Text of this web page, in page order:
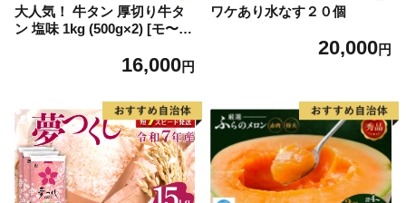
大人気！ 牛タン 厚切り牛タ
ン 塩味 1kg (500g×2) [モ〜ラ
60] 肉 牛肉 精肉 牛たん 牛タ
厚切り タン
16,000円
ワケあり水なす２０個
20,000円